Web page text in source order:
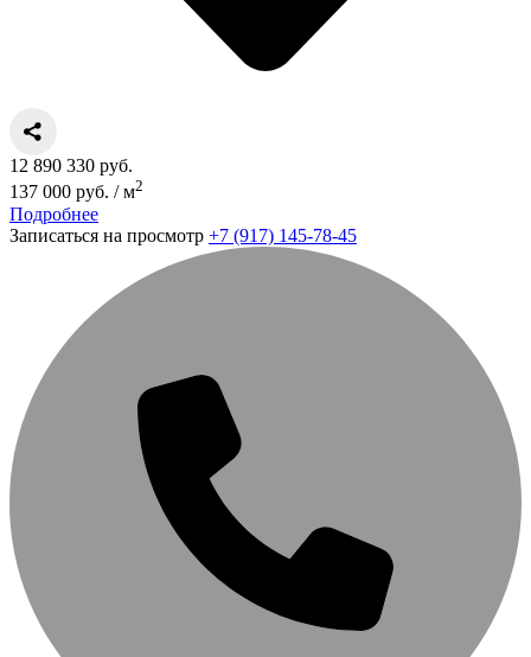
12 890 330 руб.
137 000 руб. / м2
Подробнее
Записаться на просмотр +7 (917) 145-78-45